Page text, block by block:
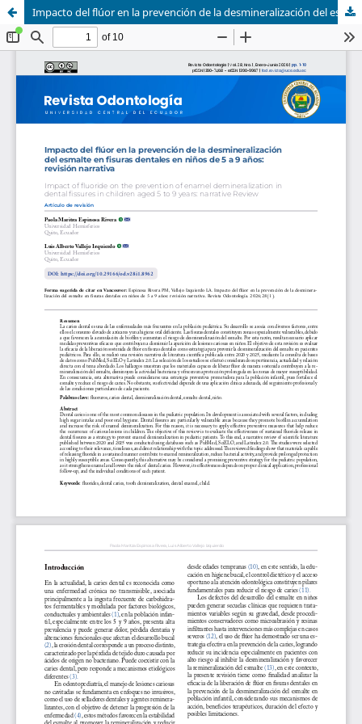
Impacto del flúor en la prevención de la desmineralización del esmalte en fisuras dentales en niños de 5 a 9 años